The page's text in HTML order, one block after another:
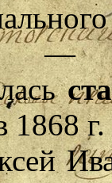
—
1868